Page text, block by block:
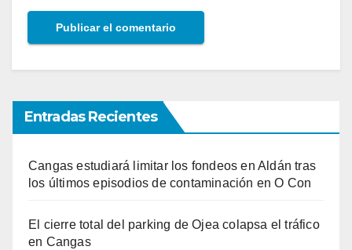
Entradas Recientes
Cangas estudiará limitar los fondeos en Aldán tras
los últimos episodios de contaminación en O Con
El cierre total del parking de Ojea colapsa el tráfico
en Cangas